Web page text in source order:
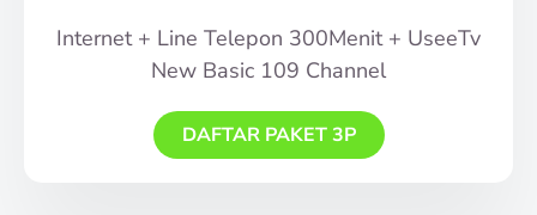
Internet + Line Telepon 300Menit + UseeTv
New Basic 109 Channel
DAFTAR PAKET 3P